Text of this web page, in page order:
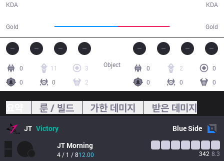
KDA
Gold Gold
KDA
0 11
3
0
0 2
0 2
0
0
0 0
Object
룬 / 빌드 가한 데미지 받은 데미지
JT Victory BlueSide
JT Morning
4 / 1 / 812.00 342 8.3